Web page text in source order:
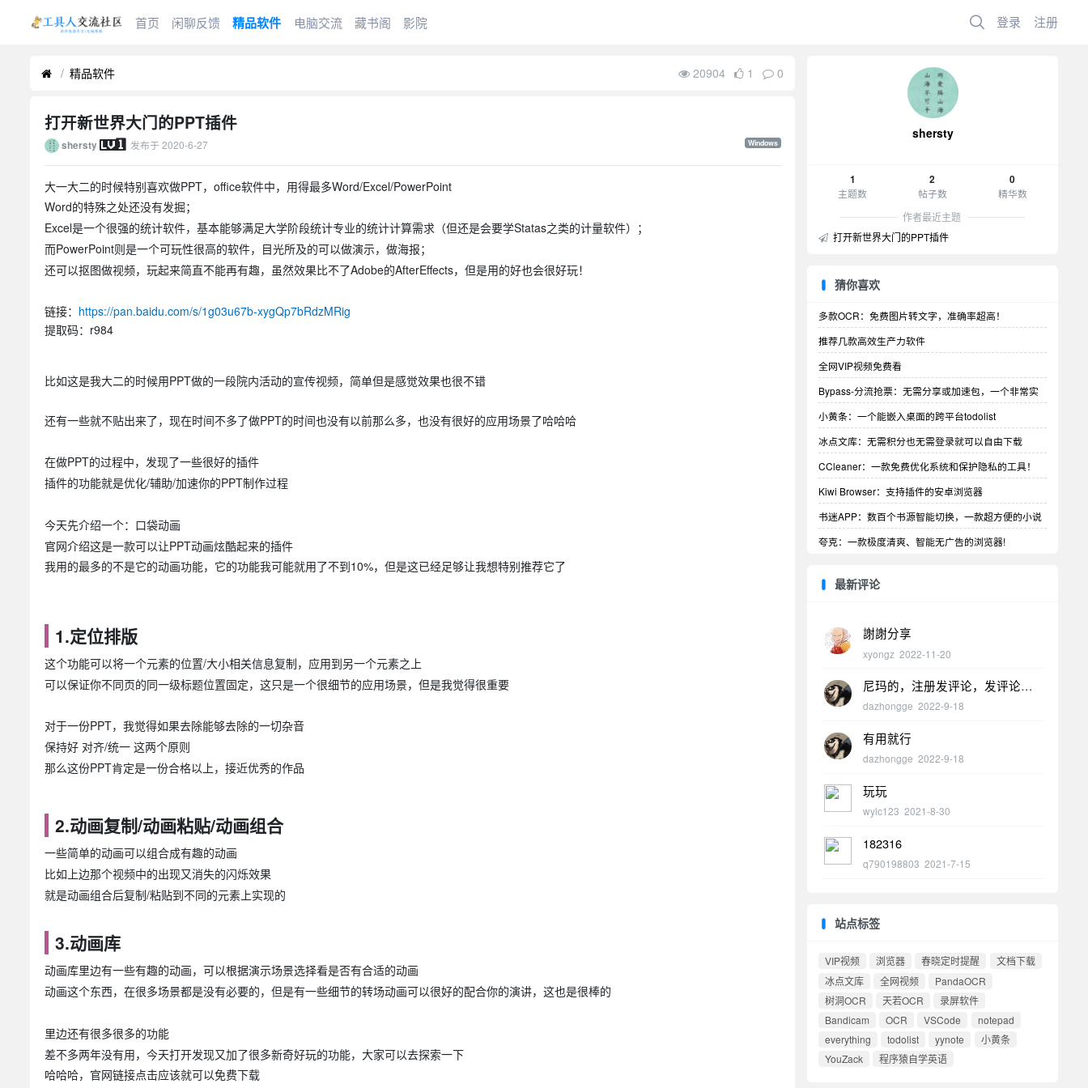
首页 闲聊反馈 精品软件 电脑交流 藏书阁 影院 登录 注册
精品软件 20904 1 0
打开新世界大门的PPT插件
shersty 发布于 2020-6-27 Windows
大一大二的时候特别喜欢做PPT，office软件中，用得最多Word/Excel/PowerPoint
Word的特殊之处还没有发掘；
Excel是一个很强的统计软件，基本能够满足大学阶段统计专业的统计计算需求（但还是会要学Statas之类的计量软件）；
而PowerPoint则是一个可玩性很高的软件，目光所及的可以做演示，做海报；
还可以抠图做视频，玩起来简直不能再有趣，虽然效果比不了Adobe的AfterEffects，但是用的好也会很好玩！
链接： https://pan.baidu.com/s/1g03u67b-xygQp7bRdzMRig
提取码：r984
比如这是我大二的时候用PPT做的一段院内活动的宣传视频，简单但是感觉效果也很不错
还有一些就不贴出来了，现在时间不多了做PPT的时间也没有以前那么多，也没有很好的应用场景了哈哈哈
在做PPT的过程中，发现了一些很好的插件
插件的功能就是优化/辅助/加速你的PPT制作过程
今天先介绍一个：口袋动画
官网介绍这是一款可以让PPT动画炫酷起来的插件
我用的最多的不是它的动画功能，它的功能我可能就用了不到10%，但是这已经足够让我想特别推荐它了
1.定位排版
这个功能可以将一个元素的位置/大小相关信息复制，应用到另一个元素之上
可以保证你不同页的同一级标题位置固定，这只是一个很细节的应用场景，但是我觉得很重要
对于一份PPT，我觉得如果去除能够去除的一切杂音
保持好 对齐/统一 这两个原则
那么这份PPT肯定是一份合格以上，接近优秀的作品
2.动画复制/动画粘贴/动画组合
一些简单的动画可以组合成有趣的动画
比如上边那个视频中的出现又消失的闪烁效果
就是动画组合后复制/粘贴到不同的元素上实现的
3.动画库
动画库里边有一些有趣的动画，可以根据演示场景选择看是否有合适的动画
动画这个东西，在很多场景都是没有必要的，但是有一些细节的转场动画可以很好的配合你的演讲，这也是很棒的
里边还有很多很多的功能
差不多两年没有用，今天打开发现又加了很多新奇好玩的功能，大家可以去探索一下
哈哈哈，官网链接点击应该就可以免费下载
shersty
1
主题数
2
帖子数
0
精华数
作者最近主题
打开新世界大门的PPT插件
猜你喜欢
多款OCR：免费图片转文字，准确率超高！
推荐几款高效生产力软件
全网VIP视频免费看
Bypass-分流抢票：无需分享或加速包，一个非常实
用的抢票工具！
小黄条：一个能嵌入桌面的跨平台todolist
冰点文库：无需积分也无需登录就可以自由下载
CCleaner：一款免费优化系统和保护隐私的工具！
Kiwi Browser：支持插件的安卓浏览器
书迷APP：数百个书源智能切换，一款超方便的小说
阅读器！
夸克：一款极度清爽、智能无广告的浏览器!
最新评论
謝謝分享
xyongz 2022-11-20
尼玛的，注册发评论，发评论才
能看到软件下载，然后上
dazhongge 2022-9-18
有用就行
dazhongge 2022-9-18
玩玩
wylc123 2021-8-30
182316
q790198803 2021-7-15
站点标签
VIP视频 浏览器 春晓定时提醒
文档下载
冰点文库
全网视频
PandaOCR
树洞OCR
天若OCR
录屏软件
Bandicam
OCR VSCode
notepad
everything
todolist yynote
小黄条
YouZack
程序猿自学英语